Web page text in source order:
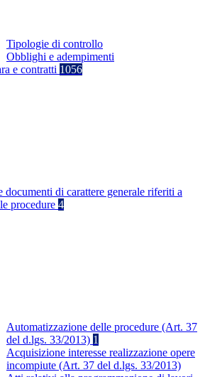
Tipologie di controllo
Obblighi e adempimenti
e contratti 1056
documenti di carattere generale riferiti a
procedure 4
Automatizzazione delle procedure (Art. 37
del d.lgs. 33/2013) 1
Acquisizione interesse realizzazione opere
incompiute (Art. 37 del d.lgs. 33/2013)